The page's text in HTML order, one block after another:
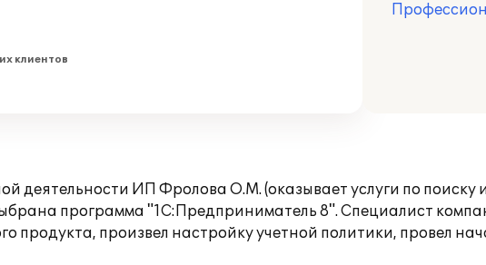
клиентов
деятельности ИП Фролова О.М. (оказывает услуги по поиску
программа "1С:Предприниматель 8". Специалист
продукта, произвел настройку учетной политики, провел